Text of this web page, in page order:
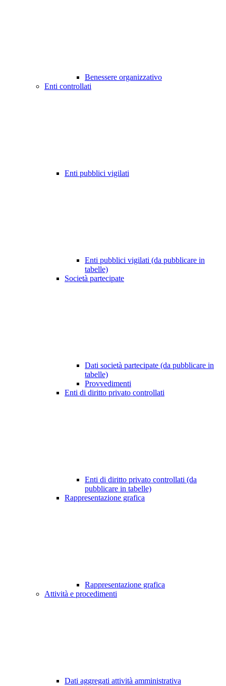
Benessere organizzativo
Enti controllati
Enti pubblici vigilati
Enti pubblici vigilati (da pubblicare in
tabelle)
Società partecipate
Dati società partecipate (da pubblicare in
tabelle)
Provvedimenti
Enti di diritto privato controllati
Enti di diritto privato controllati (da
pubblicare in tabelle)
Rappresentazione grafica
Rappresentazione grafica
Attività e procedimenti
Dati aggregati attività amministrativa